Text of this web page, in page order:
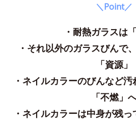
＼Point／
・耐熱ガラスは
・それ以外のガラスびんで
「資源」
・ネイルカラーのびんなど
「不燃」
・ネイルカラーは中身が残